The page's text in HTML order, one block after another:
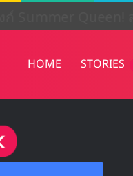
HOME STORIES